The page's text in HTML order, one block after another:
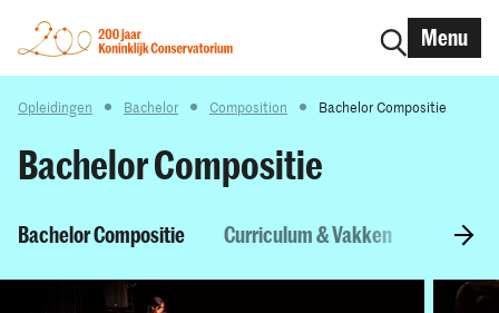
Menu
Opleidingen Bachelor Composition Bachelor Compositie
Bachelor Compositie
Bachelor Compositie Curriculum & Vakken